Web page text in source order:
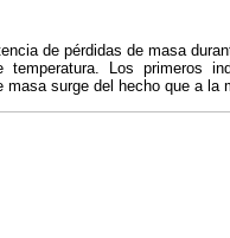
de pérdidas de masa
Los primeros
surge del hecho que a la